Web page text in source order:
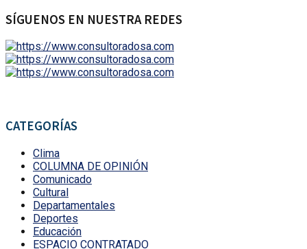
SÍGUENOS EN NUESTRA REDES
CATEGORÍAS
Clima
COLUMNA DE OPINIÓN
Comunicado
Cultural
Departamentales
Deportes
Educación
ESPACIO CONTRATADO